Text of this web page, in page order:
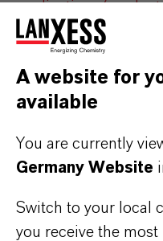
applications/
ÜBER LANXESS
MEHR
A website for
available
You are currently
Germany Website
Switch to your local
you receive the